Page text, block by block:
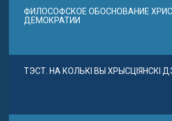
ФИЛОСОФСКОЕ ОБОСНОВАНИЕ
ДЕМОКРАТИИ
ТЭСТ. НА КОЛЬКІ ВЫ ХРЫСЦІЯНСКІ